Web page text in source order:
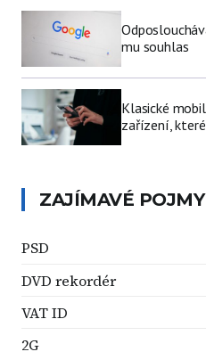
mu souhlas
Klasické
zařízení,
ZAJÍMAVÉ POJMY
PSD
DVD rekordér
VAT ID
2G